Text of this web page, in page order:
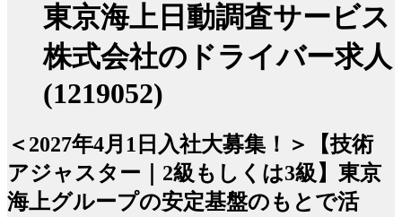
東京海上日動調査サービス
株式会社のドライバー求人
(1219052)
＜2027年4月1日入社大募集！＞【技術
アジャスター｜2級もしくは3級】東京
海上グループの安定基盤のもとで活